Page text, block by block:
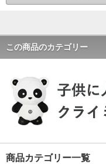
この商品のカテゴリー
商品カテゴリー一覧